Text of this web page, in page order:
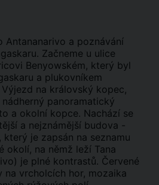
Antananarivo a poznávání
Začneme u ulice
Benyowském, který byl
a plukovníkem
na královský kopec,
panoramatický
a okolní kopce. Nachází se
a nejznámější budova -
je zapsán na seznamu
okolí, na němž leží Tana
je plné kontrastů. Červené
na vrcholcích hor, mozaika